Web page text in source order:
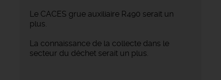
Le CACES grue auxiliaire R490 serait un
plus.
La connaissance de la collecte dans le
secteur du déchet serait un plus.